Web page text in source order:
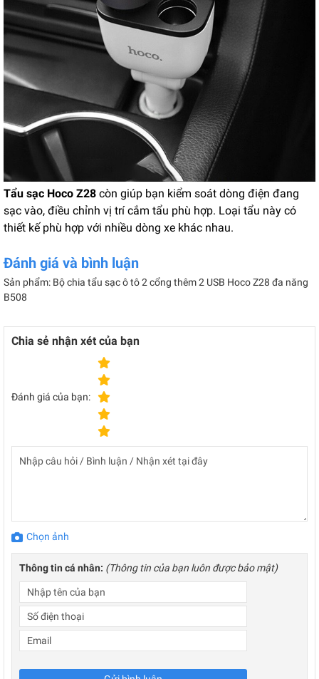
Tẩu sạc Hoco Z28 còn giúp bạn kiểm soát dòng điện đang
sạc vào, điều chỉnh vị trí cắm tẩu phù hợp. Loại tẩu này có
thiết kế phù hợp với nhiều dòng xe khác nhau.
Đánh giá và bình luận
Sản phẩm: Bộ chia tẩu sạc ô tô 2 cổng thêm 2 USB Hoco Z28 đa năng
B508
Chia sẻ nhận xét của bạn
Đánh giá của bạn:
Chọn ảnh
Thông tin cá nhân: (Thông tin của bạn luôn được bảo mật)